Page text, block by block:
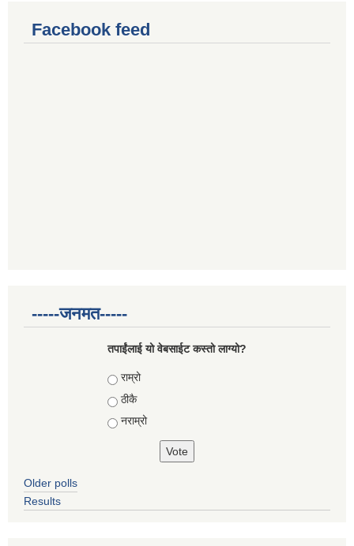
Facebook feed
-----जनमत-----
तपाईंलाई यो वेबसाईट कस्तो लाग्यो?
Choices
राम्रो
ठीकै
नराम्रो
Older polls
Results